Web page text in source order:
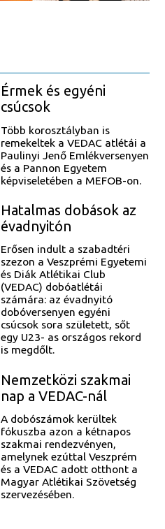
Érmek és egyéni
csúcsok
Több korosztályban is
remekeltek a VEDAC atlétái a
Paulinyi Jenő Emlékversenyen
és a Pannon Egyetem
képviseletében a MEFOB-on.
Hatalmas dobások az
évadnyitón
Erősen indult a szabadtéri
szezon a Veszprémi Egyetemi
és Diák Atlétikai Club
(VEDAC) dobóatlétái
számára: az évadnyitó
dobóversenyen egyéni
csúcsok sora született, sőt
egy U23- as országos rekord
is megdőlt.
Nemzetközi szakmai
nap a VEDAC-nál
A dobószámok kerültek
fókuszba azon a kétnapos
szakmai rendezvényen,
amelynek ezúttal Veszprém
és a VEDAC adott otthont a
Magyar Atlétikai Szövetség
szervezésében.